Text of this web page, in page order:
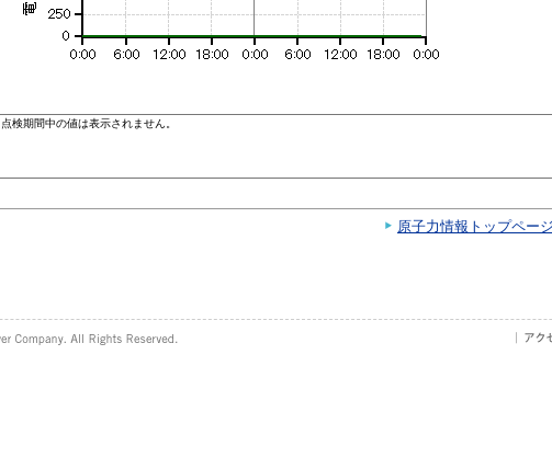
原子力情報トップペー